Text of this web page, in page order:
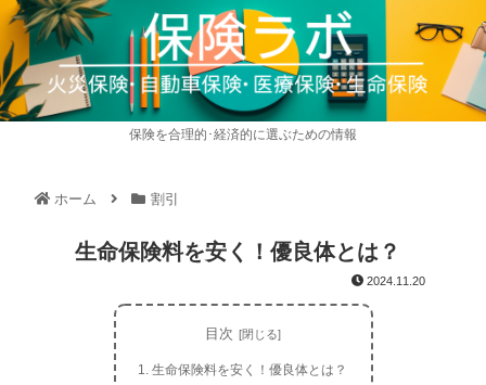
保険を合理的･経済的に選ぶための情報
ホーム 割引
生命保険料を安く！優良体とは？
2024.11.20
目次
生命保険料を安く！優良体とは？